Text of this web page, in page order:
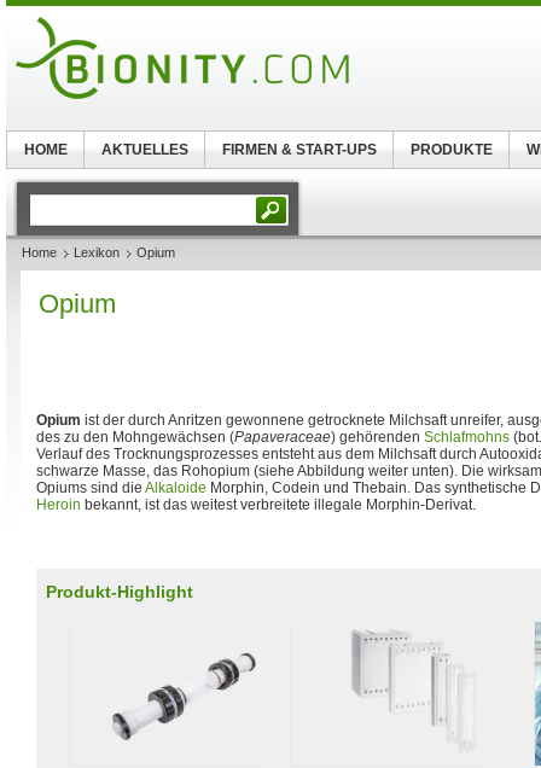
Home Lexikon Opium
Opium
Opium ist der durch Anritzen gewonnene getrocknete Milchsaft unreifer,
des zu den Mohngewächsen (Papaveraceae) gehörenden Schlafmohns
Verlauf des Trocknungsprozesses entsteht aus dem Milchsaft durch
schwarze Masse, das Rohopium (siehe Abbildung weiter unten). Die
Opiums sind die Alkaloide Morphin, Codein und Thebain. Das synthetische
Heroin bekannt, ist das weitest verbreitete illegale Morphin-Derivat.
Produkt-Highlight
HOME AKTUELLES FIRMEN & START-UPS PRODUKTE